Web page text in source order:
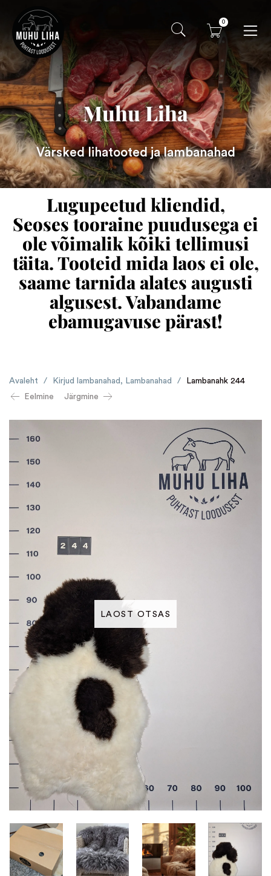
0
Muhu Liha
Värsked lihatooted ja lambanahad
Lugupeetud kliendid,
Seoses tooraine puudusega ei
ole võimalik kõiki tellimusi
täita. Tooteid mida laos ei ole,
saame tarnida alates augusti
algusest. Vabandame
ebamugavuse pärast!
Avaleht / Kirjud lambanahad , Lambanahad /
Lambanahk 244
Eelmine
Järgmine
LAOST OTSAS